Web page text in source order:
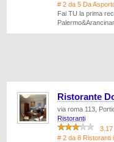
# 2 da 5 Da
Fai TU la prima
Ristorante
via roma 113,
Ristoranti
3.17
# 2 da 8 Ristoranti